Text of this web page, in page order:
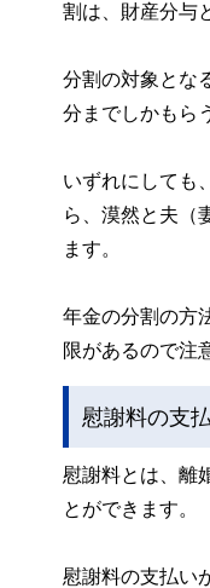
割は、財産分与
分割の対象とな
分までしかもら
いずれにしても
ら、漠然と夫（
ます。
年金の分割の方
限があるので注
慰謝料の支
慰謝料とは、離
とができます。
慰謝料の支払い